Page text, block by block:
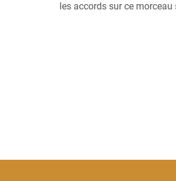
les accords sur ce morceau